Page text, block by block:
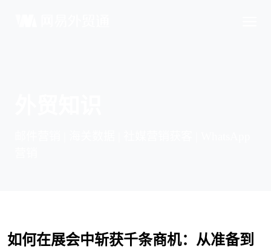
如何在展会中斩获千条商机：从准备到